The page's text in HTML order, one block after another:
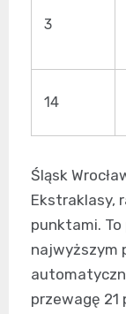
3
14
Śląsk
Ekstraklasy,
punktami.
najwyższym
przewagę 21